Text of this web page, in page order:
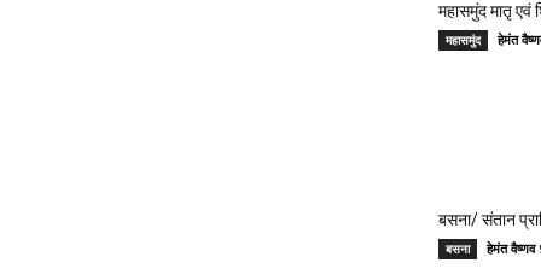
महासमुंद मातृ एवं
महासमुंद हेमंत
बसना/ संतान
बसना हेमंत